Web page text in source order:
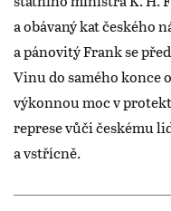
a obávaný kat českého
a pánovitý Frank se
Vinu do samého konce
výkonnou moc v
represe vůči českému
a vstřícně.